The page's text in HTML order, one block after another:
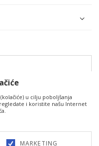
SE
u cilju poboljšanja
i koristite našu Internet
MARKETING